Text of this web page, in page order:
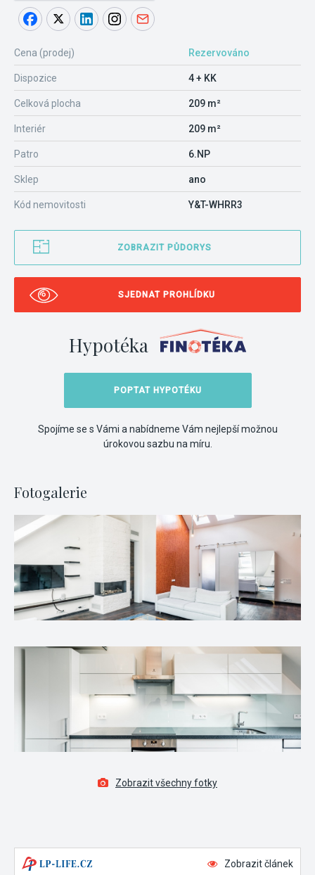
Cena (prodej) Rezervováno
Dispozice 4 + KK
Celková plocha 209 m²
Interiér 209 m²
Patro 6.NP
Sklep ano
Kód nemovitosti Y&T-WHRR3
ZOBRAZIT PŮDORYS
SJEDNAT PROHLÍDKU
Hypotéka
POPTAT HYPOTÉKU
Spojíme se s Vámi a nabídneme Vám nejlepší možnou
úrokovou sazbu na míru.
Fotogalerie
Zobrazit všechny fotky
Zobrazit článek